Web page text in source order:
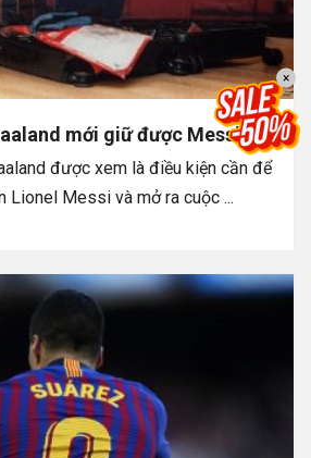
mới giữ được Messi
được xem là điều kiện cần để
Lionel Messi và mở ra cuộc ...
×